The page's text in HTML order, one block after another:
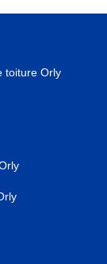
toiture Orly